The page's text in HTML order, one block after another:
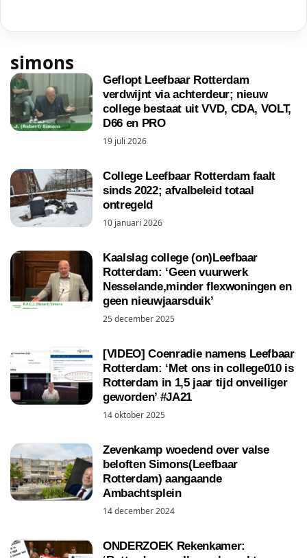
simons
Geflopt Leefbaar Rotterdam
verdwijnt via achterdeur; nieuw
college bestaat uit VVD, CDA, VOLT,
D66 en PRO
19 juli 2026
College Leefbaar Rotterdam faalt
sinds 2022; afvalbeleid totaal
ontregeld
10 januari 2026
Kaalslag college (on)Leefbaar
Rotterdam: ‘Geen vuurwerk
Nesselande,minder flexwoningen en
geen nieuwjaarsduik’
25 december 2025
[VIDEO] Coenradie namens Leefbaar
Rotterdam: ‘Met ons in college010 is
Rotterdam in 1,5 jaar tijd onveiliger
geworden’ #JA21
14 oktober 2025
Zevenkamp woedend over valse
beloften Simons(Leefbaar
Rotterdam) aangaande
Ambachtsplein
14 december 2024
ONDERZOEK Rekenkamer: